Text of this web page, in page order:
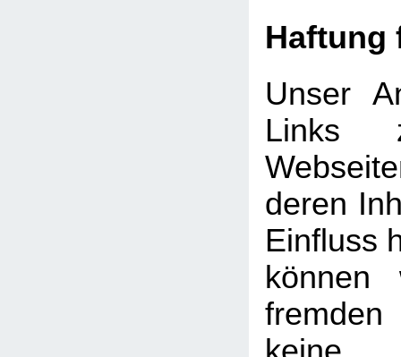
Haftung
Unser
Links
deren
Einfluss